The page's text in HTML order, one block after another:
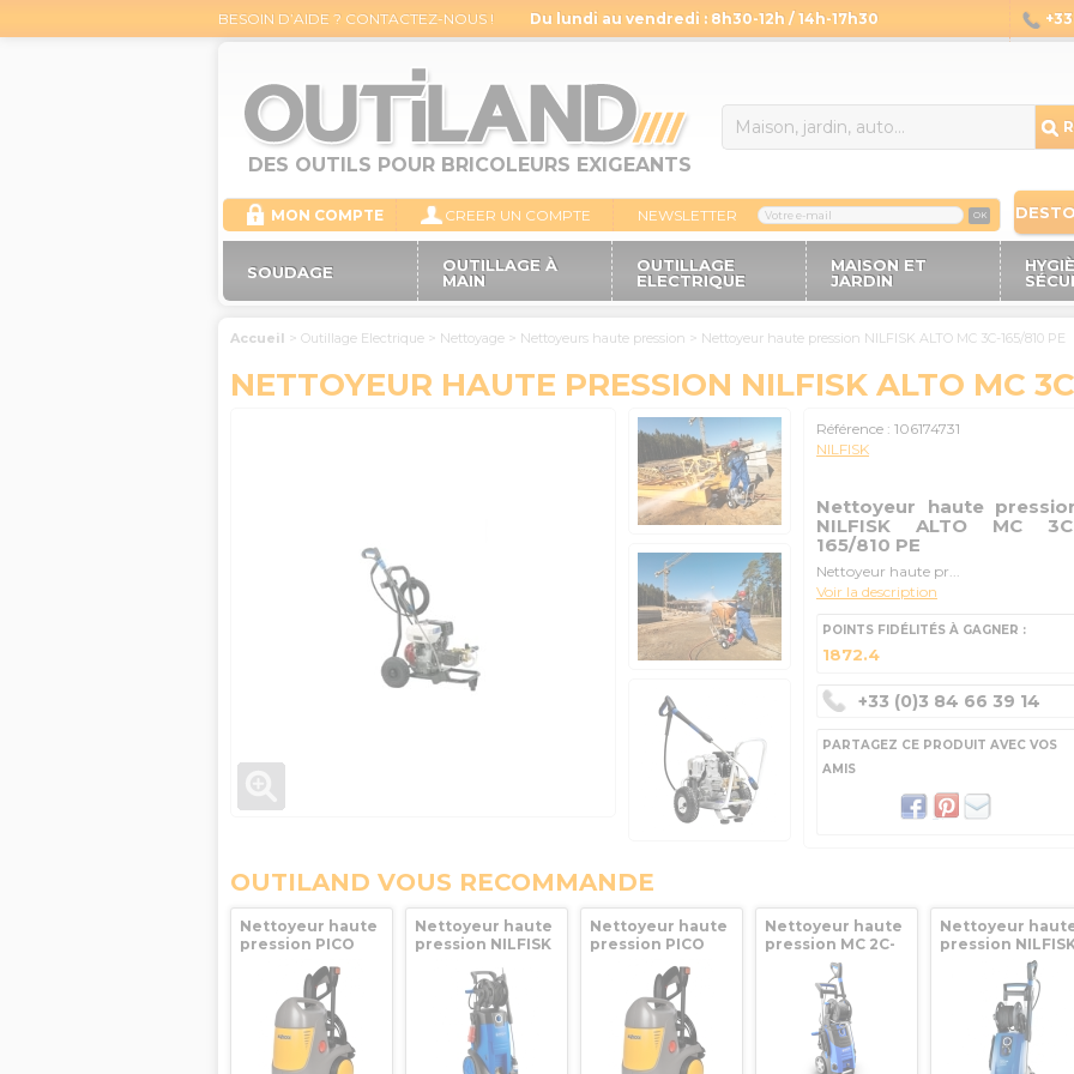
BESOIN D’AIDE ? CONTACTEZ-NOUS ! Du lundi au vendredi : 8h30-12h / 14h-17h30
DES OUTILS POUR BRICOLEURS EXIGEANTS
MON COMPTE CREER UN COMPTE NEWSLETTER OK
SOUDAGE
OUTILLAGE À
MAIN
OUTILLAGE
ELECTRIQUE
MAISON ET
JARDIN
Accueil > Outillage Electrique > Nettoyage > Nettoyeurs haute pression > Nettoyeur haute pression NILFISK ALTO MC 3C-165/810 PE
NETTOYEUR HAUTE PRESSION NILFISK ALTO MC
Référence : 106174731
NILFISK
Nettoyeur haute
NILFISK ALTO MC
165/810 PE
Nettoyeur haute pr...
Voir la description
POINTS FIDÉLITÉS À GAGNER :
1872.4
+33 (0)3 84 66 39 14
PARTAGEZ CE PRODUIT AVEC VOS
AMIS
OUTILAND VOUS RECOMMANDE
Nettoyeur haute
pression PICO
POWER Hozelock
Nettoyeur haute
pression NILFISK
160/620 XT
Nettoyeur haute
pression PICO
POWER Jardin
Hozelock
Nettoyeur haute
pression MC 2C-
120/520 XT EU
Nettoyeur
pression
ALTO MC 2C-
150/650 XT EU